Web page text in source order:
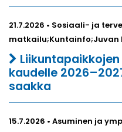
21.7.2026 • Sosiaali- ja
matkailu;Kuntainfo;Juvan
kaudelle
saakka
15.7.2026 • Asuminen ja